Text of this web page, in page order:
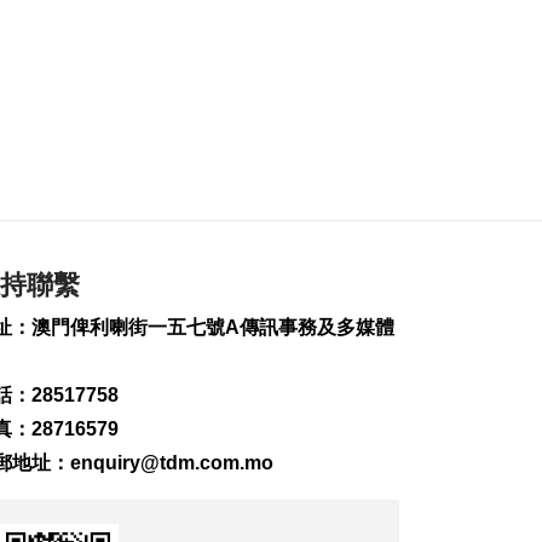
163
0
聯繫
：澳門俾利喇街一五七號A傳訊事務及多媒體
：28517758
：28716579
地址： enquiry@tdm.com.mo